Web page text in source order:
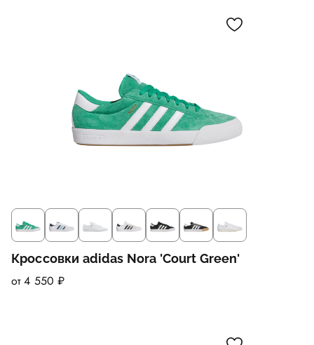
Кроссовки adidas Nora 'Court Green'
от 4 550 ₽